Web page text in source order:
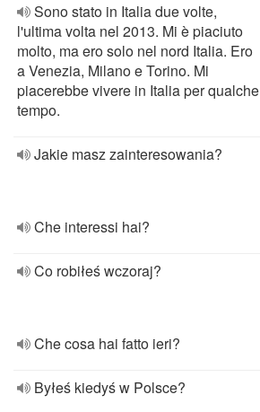
Sono stato in Italia due volte,
l'ultima volta nel 2013. Mi è piaciuto
molto, ma ero solo nel nord Italia. Ero
a Venezia, Milano e Torino. Mi
piacerebbe vivere in Italia per qualche
tempo.
Jakie masz zainteresowania?
Che interessi hai?
Co robiłeś wczoraj?
Che cosa hai fatto ieri?
Byłeś kiedyś w Polsce?